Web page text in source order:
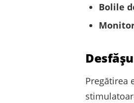
Bolile
Pregătirea